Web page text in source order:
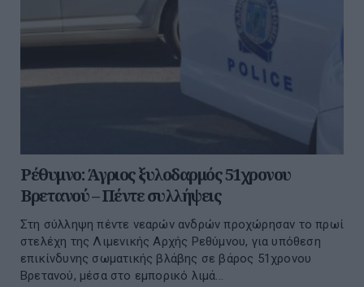
Ρέθυμνο: Άγριος ξυλοδαρμός 51χρονου
Βρετανού – Πέντε συλλήψεις
Στη σύλληψη πέντε νεαρών ανδρών προχώρησαν το πρωί
στελέχη της Λιμενικής Αρχής Ρεθύμνου, για υπόθεση
επικίνδυνης σωματικής βλάβης σε βάρος 51χρονου
Βρετανού, μέσα στο εμπορικό λιμά...